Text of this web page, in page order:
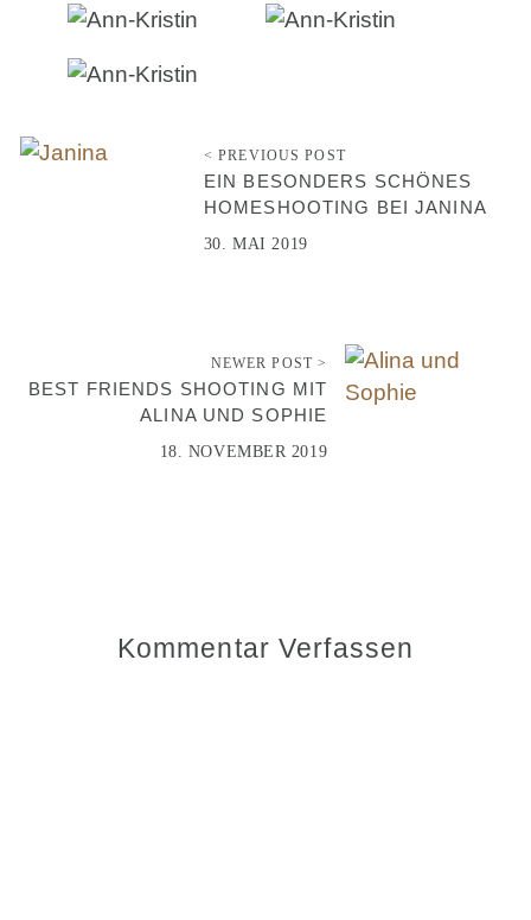
< PREVIOUS POST
EIN BESONDERS SCHÖNES
HOMESHOOTING BEI JANINA
30. MAI 2019
NEWER POST >
BEST FRIENDS SHOOTING MIT
ALINA UND SOPHIE
18. NOVEMBER 2019
Kommentar Verfassen